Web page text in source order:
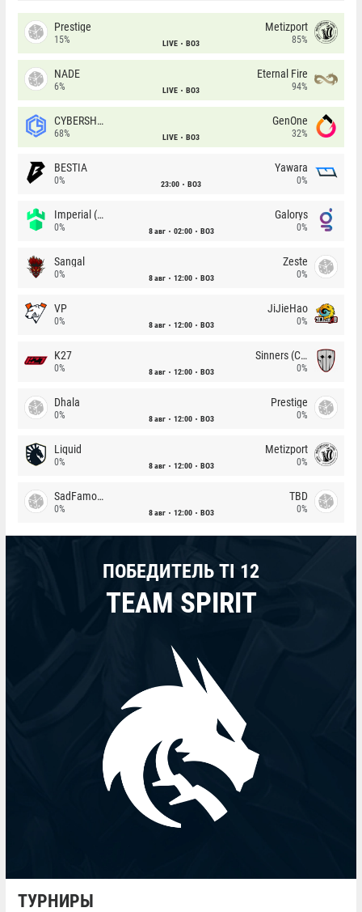
Prestige
15% LIVE BO3
Metizport
85%
NADE
6% LIVE BO3
Eternal Fire
94%
CYBERSHOKE
68% LIVE BO3
GenOne
32%
BESTIA
0% 23:00 BO3
Yawara
0%
Imperial (Brazil)
0% 8 авг 02:00 BO3
Galorys
0%
Sangal
0% 8 авг 12:00 BO3
Zeste
0%
VP
0% 8 авг 12:00 BO3
JiJieHao
0%
K27
0% 8 авг 12:00 BO3
Sinners (CZ)
0%
Dhala
0% 8 авг 12:00 BO3
Prestige
0%
Liquid
0% 8 авг 12:00 BO3
Metizport
0%
SadFamous
0% 8 авг 12:00 BO3
TBD
0%
ПОБЕДИТЕЛЬ TI 12
TEAM SPIRIT
ТУРНИРЫ